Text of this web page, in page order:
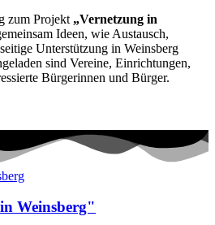
zum Projekt „Vernetzung in
Ideen, wie Austausch,
Unterstützung in Weinsberg
sind Vereine, Einrichtungen,
Bürgerinnen und Bürger.
Weinsberg"